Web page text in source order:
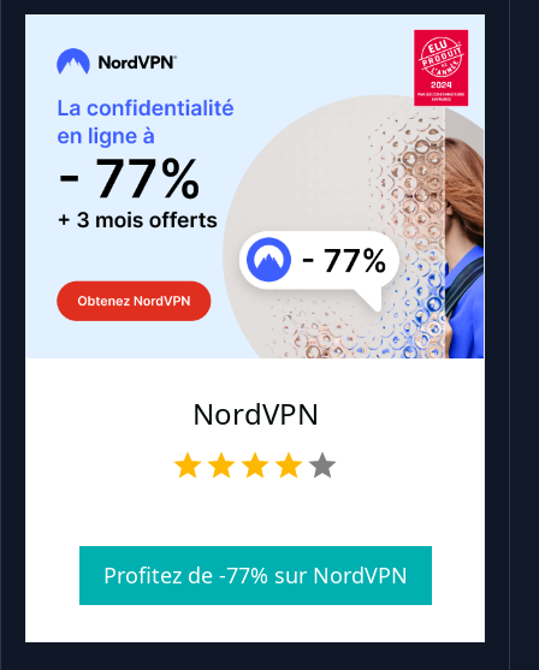
NordVPN
Profitez de -77% sur NordVPN